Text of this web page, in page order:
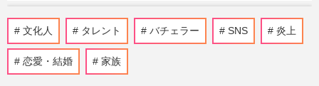
千葉雄大&ララランド・サーヤら出演の
Prime Video『セフレと恋人の境界線』、
攻めすぎワードにお茶の間激怒
週刊女性PRIME
文化人 タレント バチェラー SNS 炎上
恋愛・結婚 家族